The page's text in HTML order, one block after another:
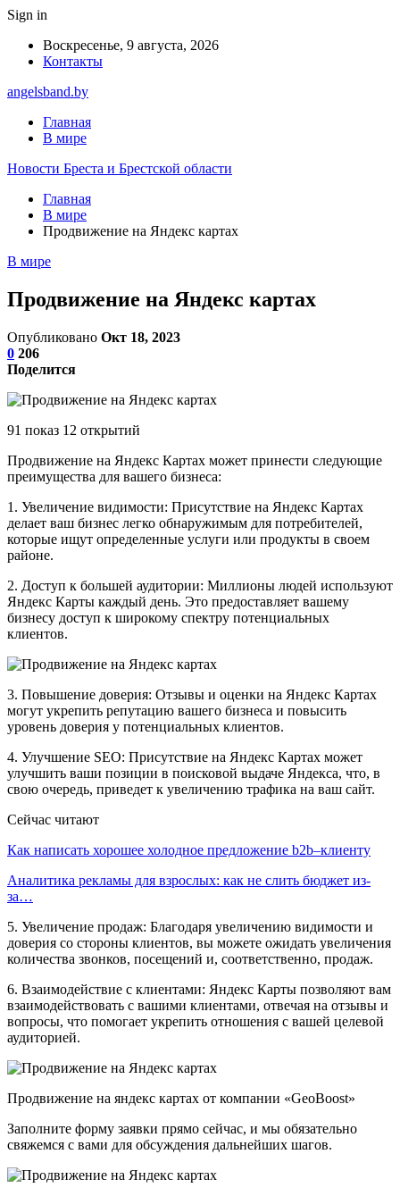
Sign in
Воскресенье, 9 августа, 2026
Контакты
angelsband.by
Главная
В мире
Новости Бреста и Брестской области
Главная
В мире
Продвижение на Яндекс картах
В мире
Продвижение на Яндекс картах
Опубликовано Окт 18, 2023
0 206
Поделится
91 показ 12 открытий
Продвижение на Яндекс Картах может принести следующие
преимущества для вашего бизнеса:
1. Увеличение видимости: Присутствие на Яндекс Картах
делает ваш бизнес легко обнаружимым для потребителей,
которые ищут определенные услуги или продукты в своем
районе.
2. Доступ к большей аудитории: Миллионы людей используют
Яндекс Карты каждый день. Это предоставляет вашему
бизнесу доступ к широкому спектру потенциальных
клиентов.
3. Повышение доверия: Отзывы и оценки на Яндекс Картах
могут укрепить репутацию вашего бизнеса и повысить
уровень доверия у потенциальных клиентов.
4. Улучшение SEO: Присутствие на Яндекс Картах может
улучшить ваши позиции в поисковой выдаче Яндекса, что, в
свою очередь, приведет к увеличению трафика на ваш сайт.
Сейчас читают
Как написать хорошее холодное предложение b2b–клиенту
Аналитика рекламы для взрослых: как не слить бюджет из-
за…
5. Увеличение продаж: Благодаря увеличению видимости и
доверия со стороны клиентов, вы можете ожидать увеличения
количества звонков, посещений и, соответственно, продаж.
6. Взаимодействие с клиентами: Яндекс Карты позволяют вам
взаимодействовать с вашими клиентами, отвечая на отзывы и
вопросы, что помогает укрепить отношения с вашей целевой
аудиторией.
Продвижение на яндекс картах от компании «GeoBoost»
Заполните форму заявки прямо сейчас, и мы обязательно
свяжемся с вами для обсуждения дальнейших шагов.